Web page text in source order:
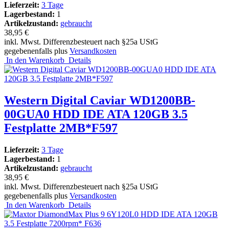
Lieferzeit: 3 Tage
Lagerbestand: 1
Artikelzustand: gebraucht
38,95 €
inkl. Mwst. Differenzbesteuert nach §25a UStG
gegebenenfalls plus Versandkosten
In den Warenkorb Details
Western Digital Caviar WD1200BB-
00GUA0 HDD IDE ATA 120GB 3.5
Festplatte 2MB*F597
Lieferzeit: 3 Tage
Lagerbestand: 1
Artikelzustand: gebraucht
38,95 €
inkl. Mwst. Differenzbesteuert nach §25a UStG
gegebenenfalls plus Versandkosten
In den Warenkorb Details